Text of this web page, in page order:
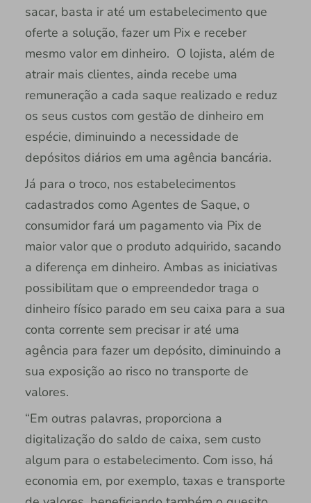
sacar, basta ir até um estabelecimento que
oferte a solução, fazer um Pix e receber
mesmo valor em dinheiro. O lojista, além de
atrair mais clientes, ainda recebe uma
remuneração a cada saque realizado e reduz
os seus custos com gestão de dinheiro em
espécie, diminuindo a necessidade de
depósitos diários em uma agência bancária.
Já para o troco, nos estabelecimentos
cadastrados como Agentes de Saque, o
consumidor fará um pagamento via Pix de
maior valor que o produto adquirido, sacando
a diferença em dinheiro. Ambas as iniciativas
possibilitam que o empreendedor traga o
dinheiro físico parado em seu caixa para a sua
conta corrente sem precisar ir até uma
agência para fazer um depósito, diminuindo a
sua exposição ao risco no transporte de
valores.
“Em outras palavras, proporciona a
digitalização do saldo de caixa, sem custo
algum para o estabelecimento. Com isso, há
economia em, por exemplo, taxas e transporte